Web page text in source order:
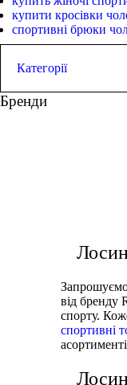
купити кросівки
спортивні брюки
Категорії
ЛЕГІНСИ
Бренди
від бренду
спорту.
спортивні